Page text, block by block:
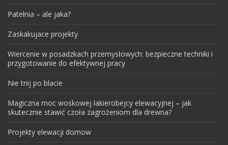
Patelnia – ale jaka?
Zaskakujace projekty
Wiercenie w posadzkach przemysłowych: bezpieczne techniki i
przygotowanie do efektywnej pracy
Nie tnij po blacie
Magiczna moc woskowej lakierobejcy elewacyjnej – jak
skutecznie stawić czoła zagrożeniom dla drewna?
Projekty elewacji domow